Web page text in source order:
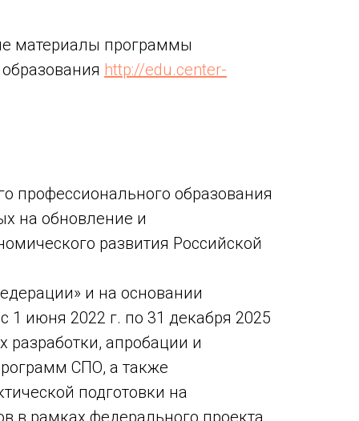
материалы программы
http://edu.center-
профессионального образования
на обновление и
развития Российской
и на основании
1 июня 2022 г. по 31 декабря 2025
разработки, апробации и
СПО, а также
подготовки на
в рамках федерального проекта